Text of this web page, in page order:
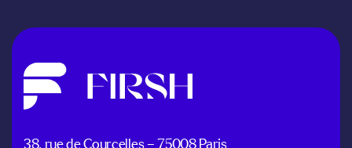
38, rue de Courcelles – 75008 Paris